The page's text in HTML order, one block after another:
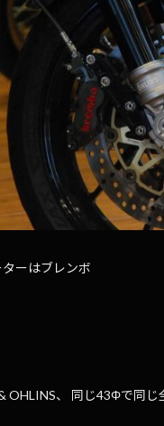
ーはブレンボ
OHLINS、 同じ43Φで同